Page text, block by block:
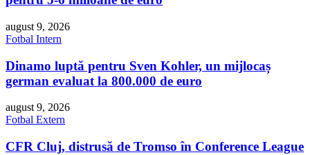
august 9, 2026
Fotbal Intern
Dinamo luptă pentru Sven Kohler, un mijlocaș
german evaluat la 800.000 de euro
august 9, 2026
Fotbal Extern
CFR Cluj, distrusă de Tromso în Conference League